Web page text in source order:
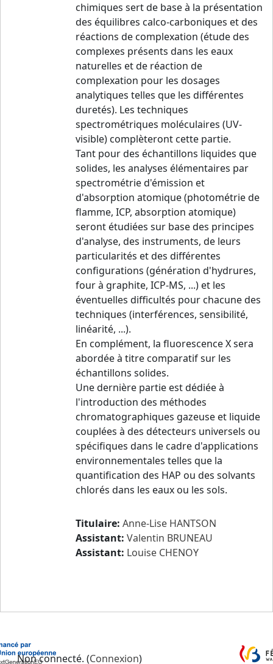
chimiques sert de base à la présentation
des équilibres calco-carboniques et des
réactions de complexation (étude des
complexes présents dans les eaux
naturelles et de réaction de
complexation pour les dosages
analytiques telles que les différentes
duretés). Les techniques
spectrométriques moléculaires (UV-
visible) complèteront cette partie.
Tant pour des échantillons liquides que
solides, les analyses élémentaires par
spectrométrie d'émission et
d'absorption atomique (photométrie de
flamme, ICP, absorption atomique)
seront étudiées sur base des principes
d'analyse, des instruments, de leurs
particularités et des différentes
configurations (génération d'hydrures,
four à graphite, ICP-MS, ...) et les
éventuelles difficultés pour chacune des
techniques (interférences, sensibilité,
linéarité, ...).
En complément, la fluorescence X sera
abordée à titre comparatif sur les
échantillons solides.
Une dernière partie est dédiée à
l'introduction des méthodes
chromatographiques gazeuse et liquide
couplées à des détecteurs universels ou
spécifiques dans le cadre d'applications
environnementales telles que la
quantification des HAP ou des solvants
chlorés dans les eaux ou les sols.
Titulaire: Anne-Lise HANTSON
Assistant: Valentin BRUNEAU
Assistant: Louise CHENOY
Non connecté. (Connexion)